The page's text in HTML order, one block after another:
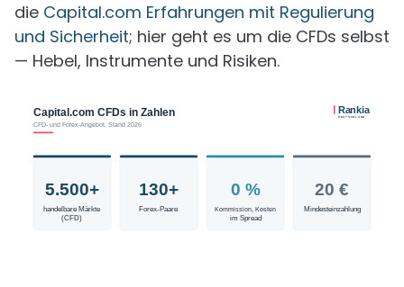
die Capital.com Erfahrungen mit Regulierung
und Sicherheit; hier geht es um die CFDs selbst
— Hebel, Instrumente und Risiken.